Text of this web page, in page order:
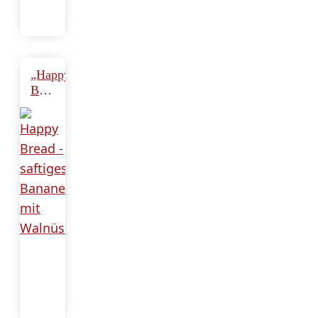
„Happy
Bread“
saftiges
Bananenbrot
mit
Walnüssen